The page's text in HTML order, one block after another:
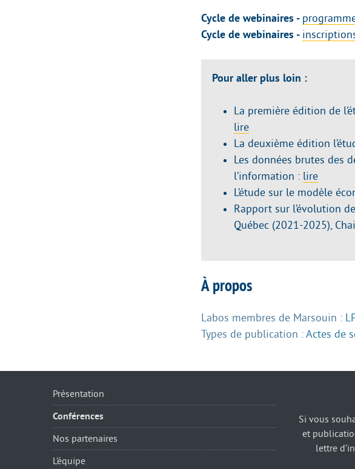
Cycle de webinaires -
Cycle de webinaires -
Pour aller plus loin :
La première édition de
lire
La deuxième édition
Les données brutes des
l’information : lire
L’étude sur le modèle
Rapport sur l’évolution
Québec (2021-2025),
À propos
Labos membres de Marsouin :
Types de publication : Actes de
Présentation
Conférences
Nos partenaires
L’équipe
Si vous
et
lettre